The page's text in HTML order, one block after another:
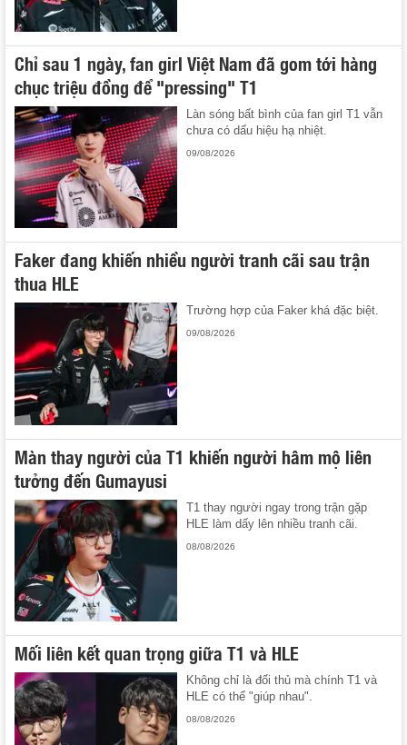
Chỉ sau 1 ngày, fan girl Việt Nam đã gom tới hàng
chục triệu đồng để "pressing" T1
Làn sóng bất bình của fan girl T1 vẫn
chưa có dấu hiệu hạ nhiệt.
09/08/2026
Faker đang khiến nhiều người tranh cãi sau trận
thua HLE
Trường hợp của Faker khá đặc biệt.
09/08/2026
Màn thay người của T1 khiến người hâm mộ liên
tưởng đến Gumayusi
T1 thay người ngay trong trận gặp
HLE làm dấy lên nhiều tranh cãi.
08/08/2026
Mối liên kết quan trọng giữa T1 và HLE
Không chỉ là đối thủ mà chính T1 và
HLE có thể "giúp nhau".
08/08/2026